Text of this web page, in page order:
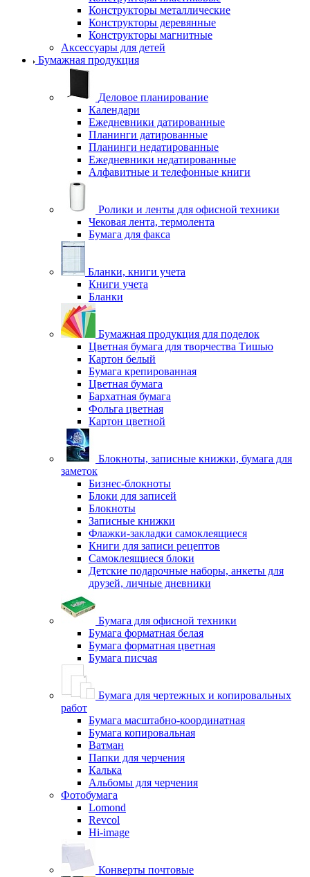
Конструкторы металлические
Конструкторы деревянные
Конструкторы магнитные
Аксессуары для детей
Бумажная продукция
Деловое планирование
Календари
Ежедневники датированные
Планинги датированные
Планинги недатированные
Ежедневники недатированные
Алфавитные и телефонные книги
Ролики и ленты для офисной техники
Чековая лента, термолента
Бумага для факса
Бланки, книги учета
Книги учета
Бланки
Бумажная продукция для поделок
Цветная бумага для творчества Тишью
Картон белый
Бумага крепированная
Цветная бумага
Бархатная бумага
Фольга цветная
Картон цветной
Блокноты, записные книжки, бумага для
заметок
Бизнес-блокноты
Блоки для записей
Блокноты
Записные книжки
Флажки-закладки самоклеящиеся
Книги для записи рецептов
Самоклеящиеся блоки
Детские подарочные наборы, анкеты для
друзей, личные дневники
Бумага для офисной техники
Бумага форматная белая
Бумага форматная цветная
Бумага писчая
Бумага для чертежных и копировальных
работ
Бумага масштабно-координатная
Бумага копировальная
Ватман
Папки для черчения
Калька
Альбомы для черчения
Фотобумага
Lomond
Revcol
Hi-image
Конверты почтовые